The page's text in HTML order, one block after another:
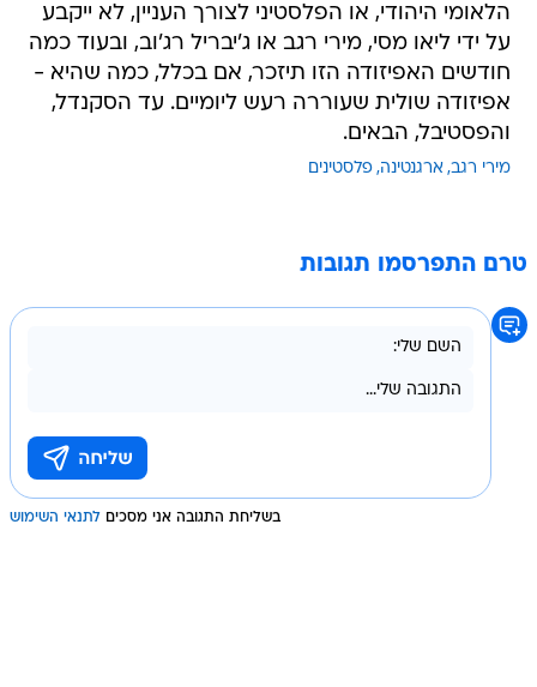
הלאומי היהודי, או הפלסטיני לצורך העניין, לא ייקבע
על ידי ליאו מסי, מירי רגב או ג'יבריל רג'וב, ובעוד כמה
חודשים האפיזודה הזו תיזכר, אם בכלל, כמה שהיא -
אפיזודה שולית שעוררה רעש ליומיים. עד הסקנדל,
והפסטיבל, הבאים.
מירי רגב ארגנטינה פלסטינים
טרם התפרסמו תגובות
בשליחת התגובה אני מסכים לתנאי השימוש